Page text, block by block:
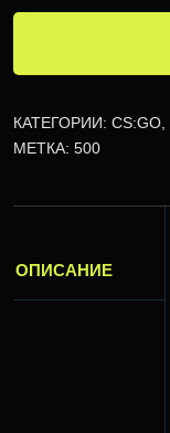
КАТЕГОРИИ: CS:GO
МЕТКА: 500
ОПИСАНИЕ